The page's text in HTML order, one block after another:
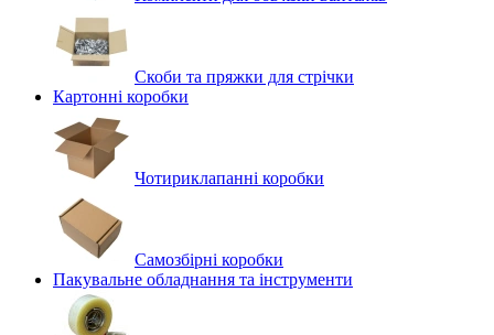
Скоби та пряжки для стрічки
Картонні коробки
Чотириклапанні коробки
Самозбірні коробки
Пакувальне обладнання та інструменти